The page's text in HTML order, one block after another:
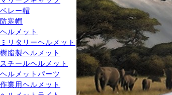
ベレー帽
防寒帽
ヘルメット
ミリタリーヘルメット
樹脂製ヘルメット
スチールヘルメット
ヘルメットパーツ
作業用ヘルメット